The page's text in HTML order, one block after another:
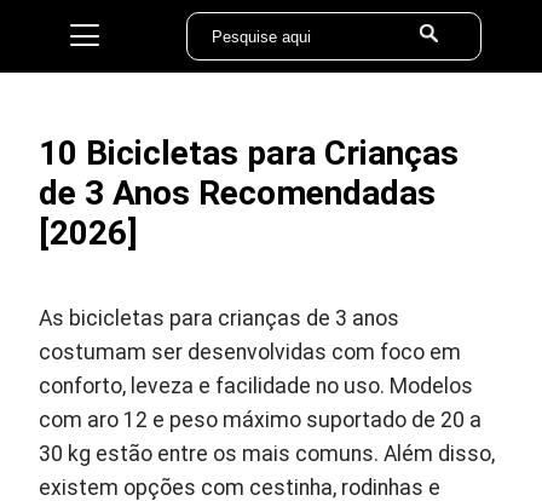
10 Bicicletas para Crianças
de 3 Anos Recomendadas
[2026]
As bicicletas para crianças de 3 anos
costumam ser desenvolvidas com foco em
conforto, leveza e facilidade no uso. Modelos
com aro 12 e peso máximo suportado de 20 a
30 kg estão entre os mais comuns. Além disso,
existem opções com cestinha, rodinhas e